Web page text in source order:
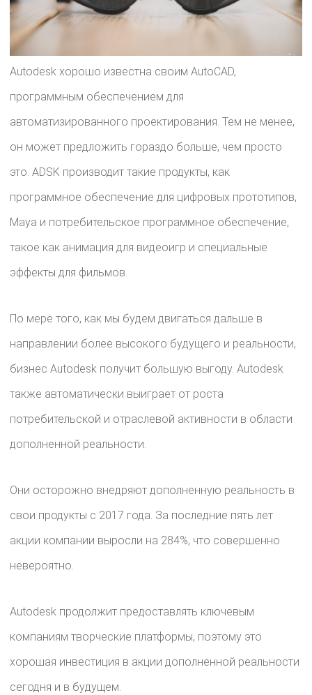
Autodesk хорошо известна своим AutoCAD,
программным обеспечением для
автоматизированного проектирования. Тем не менее,
он может предложить гораздо больше, чем просто
это. ADSK производит такие продукты, как
программное обеспечение для цифровых прототипов,
Maya и потребительское программное обеспечение,
такое как анимация для видеоигр и специальные
эффекты для фильмов.
По мере того, как мы будем двигаться дальше в
направлении более высокого будущего и реальности,
бизнес Autodesk получит большую выгоду. Autodesk
также автоматически выиграет от роста
потребительской и отраслевой активности в области
дополненной реальности.
Они осторожно внедряют дополненную реальность в
свои продукты с 2017 года. За последние пять лет
акции компании выросли на 284%, что совершенно
невероятно.
Autodesk продолжит предоставлять ключевым
компаниям творческие платформы, поэтому это
хорошая инвестиция в акции дополненной реальности
сегодня и в будущем.